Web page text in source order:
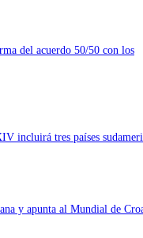
del acuerdo 50/50 con los
incluirá tres países
y apunta al Mundial de